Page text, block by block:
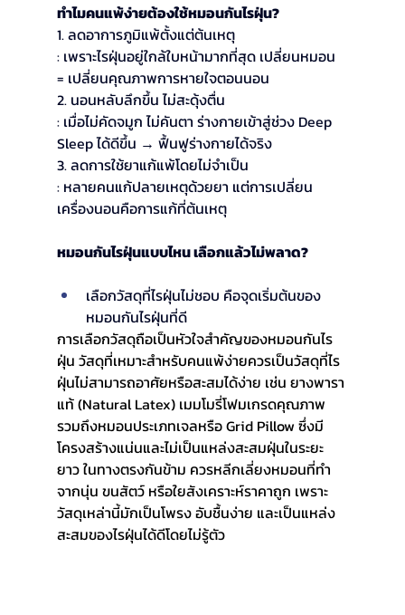
ทำไมคนแพ้ง่ายต้องใช้หมอนกันไรฝุ่น?
1. ลดอาการภูมิแพ้ตั้งแต่ต้นเหตุ
: เพราะไรฝุ่นอยู่ใกล้ใบหน้ามากที่สุด เปลี่ยนหมอน
= เปลี่ยนคุณภาพการหายใจตอนนอน
2. นอนหลับลึกขึ้น ไม่สะดุ้งตื่น
: เมื่อไม่คัดจมูก ไม่คันตา ร่างกายเข้าสู่ช่วง Deep
Sleep ได้ดีขึ้น → ฟื้นฟูร่างกายได้จริง
3. ลดการใช้ยาแก้แพ้โดยไม่จำเป็น
: หลายคนแก้ปลายเหตุด้วยยา แต่การเปลี่ยน
เครื่องนอนคือการแก้ที่ต้นเหตุ
หมอนกันไรฝุ่นแบบไหน เลือกแล้วไม่พลาด?
เลือกวัสดุที่ไรฝุ่นไม่ชอบ คือจุดเริ่มต้นของ
หมอนกันไรฝุ่นที่ดี
การเลือกวัสดุถือเป็นหัวใจสำคัญของหมอนกันไร
ฝุ่น วัสดุที่เหมาะสำหรับคนแพ้ง่ายควรเป็นวัสดุที่ไร
ฝุ่นไม่สามารถอาศัยหรือสะสมได้ง่าย เช่น ยางพารา
แท้ (Natural Latex) เมมโมรี่โฟมเกรดคุณภาพ
รวมถึงหมอนประเภทเจลหรือ Grid Pillow ซึ่งมี
โครงสร้างแน่นและไม่เป็นแหล่งสะสมฝุ่นในระยะ
ยาว ในทางตรงกันข้าม ควรหลีกเลี่ยงหมอนที่ทำ
จากนุ่น ขนสัตว์ หรือใยสังเคราะห์ราคาถูก เพราะ
วัสดุเหล่านี้มักเป็นโพรง อับชื้นง่าย และเป็นแหล่ง
สะสมของไรฝุ่นได้ดีโดยไม่รู้ตัว